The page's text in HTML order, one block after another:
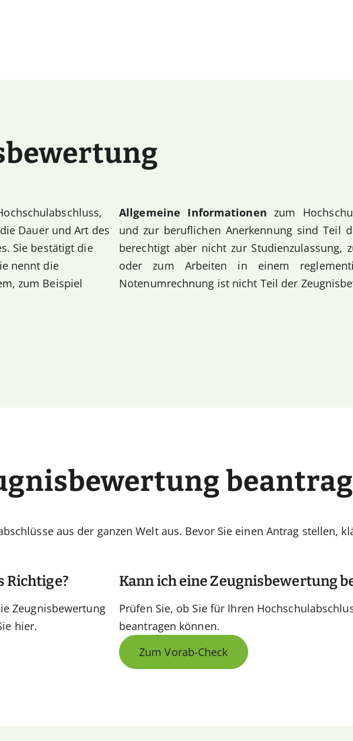
Dauer und Art des
Sie bestätigt die
nennt die
zum Beispiel
Allgemeine Informationen zum
und zur beruflichen Anerkennung sind Teil
berechtigt aber nicht zur Studienzulassung,
oder zum Arbeiten in einem
Notenumrechnung ist nicht Teil der
aus der ganzen Welt aus. Bevor Sie einen Antrag stellen,
Richtige?
Zeugnisbewertung
hier.
Kann ich eine Zeugnisbewertung
Prüfen Sie, ob Sie für Ihren
beantragen können.
Zum Vorab-Check